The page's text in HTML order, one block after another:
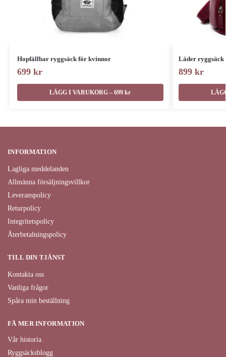
Hopfällbar ryggsäck för kvinnor
699 kr
LÄGG I VARUKORG – 699 kr
Läder ryggsäck
899 kr
INFORMATION
Lagliga meddelanden
Allmänna försäljningsvillkor
Leveranspolicy
Returpolicy
Integritetspolicy
Återbetalningspolicy
TILL DIN TJÄNST
Kontakta oss
Vanliga frågor
Spåra min beställning
FÅ MER INFORMATION
Vår historia
Ryggsäcksblogg